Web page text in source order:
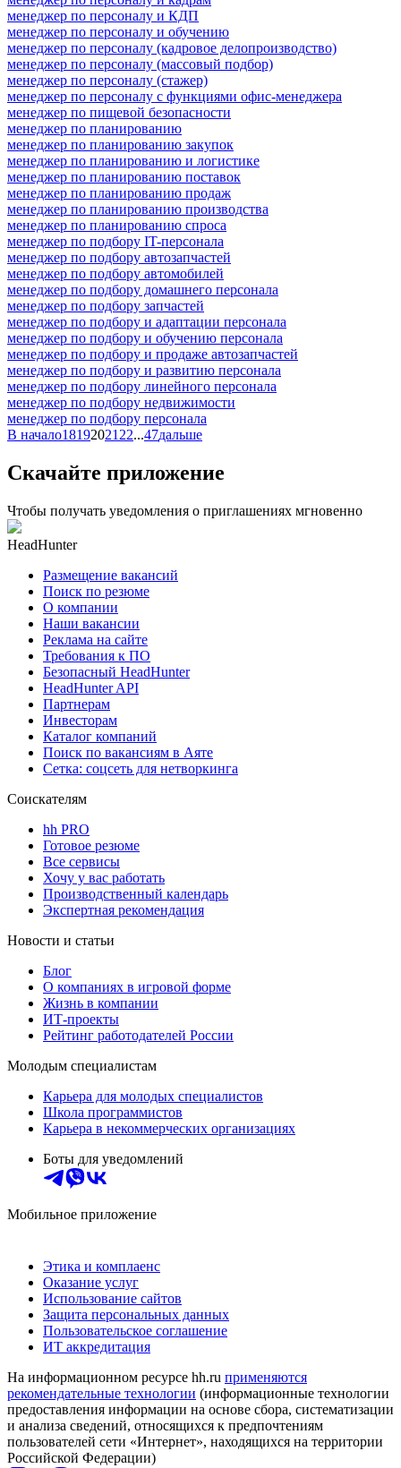
менеджер по персоналу и КДП
менеджер по персоналу и обучению
менеджер по персоналу (кадровое делопроизводство)
менеджер по персоналу (массовый подбор)
менеджер по персоналу (стажер)
менеджер по персоналу с функциями офис-менеджера
менеджер по пищевой безопасности
менеджер по планированию
менеджер по планированию закупок
менеджер по планированию и логистике
менеджер по планированию поставок
менеджер по планированию продаж
менеджер по планированию производства
менеджер по планированию спроса
менеджер по подбору IT-персонала
менеджер по подбору автозапчастей
менеджер по подбору автомобилей
менеджер по подбору домашнего персонала
менеджер по подбору запчастей
менеджер по подбору и адаптации персонала
менеджер по подбору и обучению персонала
менеджер по подбору и продаже автозапчастей
менеджер по подбору и развитию персонала
менеджер по подбору линейного персонала
менеджер по подбору недвижимости
менеджер по подбору персонала
В начало18192021 22...47дальше
Скачайте приложение
Чтобы получать уведомления о приглашениях мгновенно
HeadHunter
Размещение вакансий
Поиск по резюме
О компании
Наши вакансии
Реклама на сайте
Требования к ПО
Безопасный HeadHunter
HeadHunter API
Партнерам
Инвесторам
Каталог компаний
Поиск по вакансиям в Аяте
Сетка: соцсеть для нетворкинга
Соискателям
hh PRO
Готовое резюме
Все сервисы
Хочу у вас работать
Производственный календарь
Экспертная рекомендация
Новости и статьи
Блог
О компаниях в игровой форме
Жизнь в компании
ИТ-проекты
Рейтинг работодателей России
Молодым специалистам
Карьера для молодых специалистов
Школа программистов
Карьера в некоммерческих организациях
Боты для уведомлений
Мобильное приложение
Этика и комплаенс
Оказание услуг
Использование сайтов
Защита персональных данных
Пользовательское соглашение
ИТ аккредитация
На информационном ресурсе hh.ru применяются
рекомендательные технологии (информационные технологии
предоставления информации на основе сбора, систематизации
и анализа сведений, относящихся к предпочтениям
пользователей сети «Интернет», находящихся на территории
Российской Федерации)